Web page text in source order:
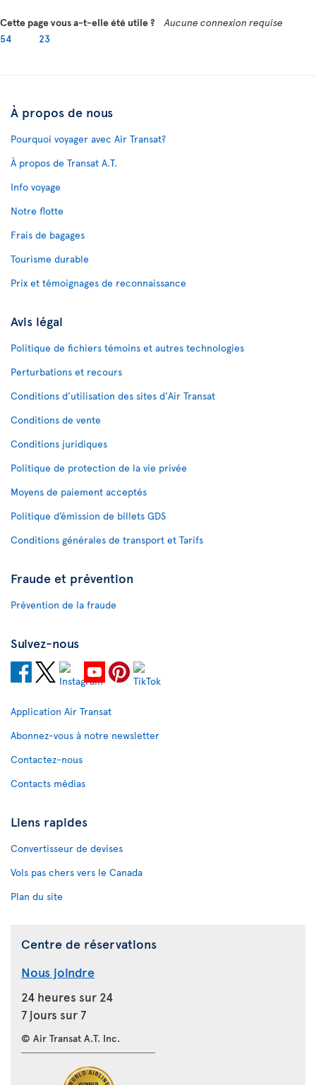
Cette page vous a-t-elle été utile ?
Aucune connexion requise
54
23
À propos de nous
Pourquoi voyager avec Air Transat?
À propos de Transat A.T.
Info voyage
Notre flotte
Frais de bagages
Tourisme durable
Prix et témoignages de reconnaissance
Avis légal
Politique de fichiers témoins et autres technologies
Perturbations et recours
Conditions d’utilisation des sites d'Air Transat
Conditions de vente
Conditions juridiques
Politique de protection de la vie privée
Moyens de paiement acceptés
Politique d’émission de billets GDS
Conditions générales de transport et Tarifs
Fraude et prévention
Prévention de la fraude
Suivez-nous
Application Air Transat
Abonnez-vous à notre newsletter
Contactez-nous
Contacts médias
Liens rapides
Convertisseur de devises
Vols pas chers vers le Canada
Plan du site
Centre de réservations
Nous joindre
24 heures sur 24
7 jours sur 7
© Air Transat A.T. Inc.